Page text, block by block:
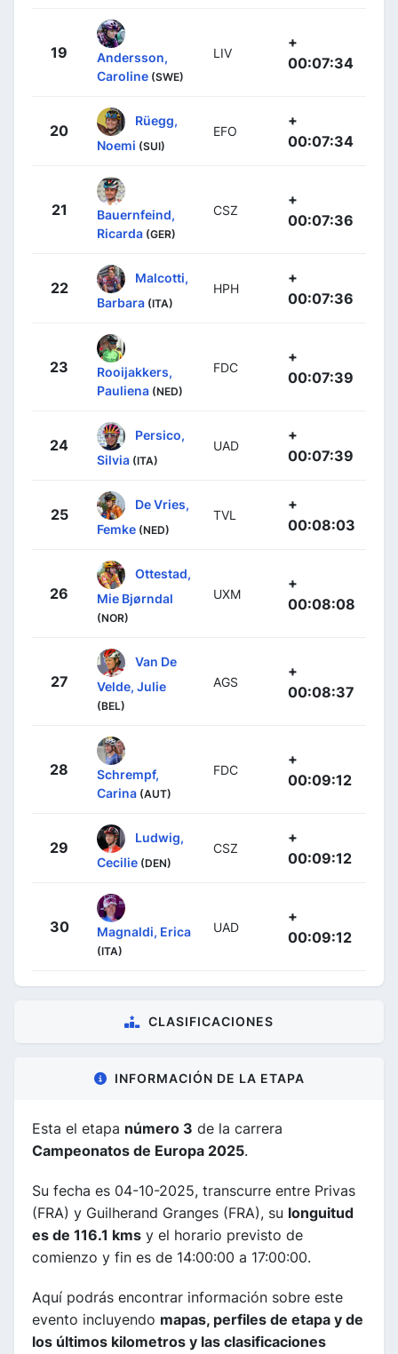
19
Andersson,
Caroline (SWE)
LIV
+
00:07:34
20
Rüegg,
Noemi (SUI)
EFO
+
00:07:34
21
Bauernfeind,
Ricarda (GER)
CSZ
+
00:07:36
22
Malcotti,
Barbara (ITA)
HPH
+
00:07:36
23
Rooijakkers,
Pauliena (NED)
FDC
+
00:07:39
24
Persico,
Silvia (ITA)
UAD
+
00:07:39
25
De Vries,
Femke (NED)
TVL
+
00:08:03
26
Ottestad,
Mie Bjørndal
(NOR)
UXM
+
00:08:08
27
Van De
Velde, Julie
(BEL)
AGS
+
00:08:37
28
Schrempf,
Carina (AUT)
FDC
+
00:09:12
29
Ludwig,
Cecilie (DEN)
CSZ
+
00:09:12
30 Magnaldi, Erica
(ITA)
UAD
+
00:09:12
CLASIFICACIONES
INFORMACIÓN DE LA ETAPA
Esta el etapa número 3 de la carrera
Campeonatos de Europa 2025.
Su fecha es 04-10-2025, transcurre entre Privas
(FRA) y Guilherand Granges (FRA), su longuitud
es de 116.1 kms y el horario previsto de
comienzo y fin es de 14:00:00 a 17:00:00.
Aquí podrás encontrar información sobre este
evento incluyendo mapas, perfiles de etapa y de
los últimos kilometros y las clasificaciones